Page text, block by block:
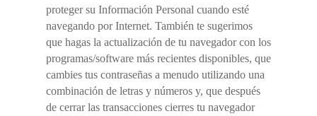
proteger su Información Personal cuando esté
navegando por Internet. También te sugerimos
que hagas la actualización de tu navegador con los
programas/software más recientes disponibles, que
cambies tus contraseñas a menudo utilizando una
combinación de letras y números y, que después
de cerrar las transacciones cierres tu navegador